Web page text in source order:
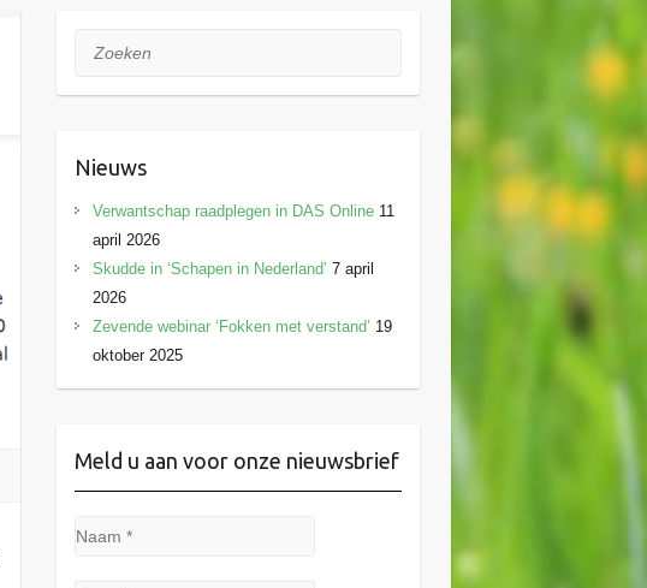
Zoeken
Nieuws
Verwantschap raadplegen in DAS Online 11
april 2026
Skudde in ‘Schapen in Nederland’ 7 april
2026
Zevende webinar ‘Fokken met verstand’ 19
oktober 2025
Meld u aan voor onze nieuwsbrief